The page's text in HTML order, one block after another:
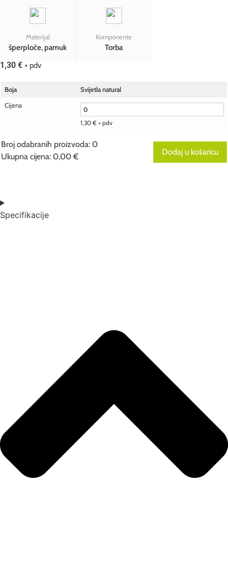
Materijal
šperploče, pamuk
Komponente
Torba
1,30 € + pdv
Boja
Svijetla natural
Cijena
1,30 € + pdv
Broj odabranih proizvoda: 0
Ukupna cijena: 0,00 €
Your
total
is
Dodaj u košaricu
Specifikacije